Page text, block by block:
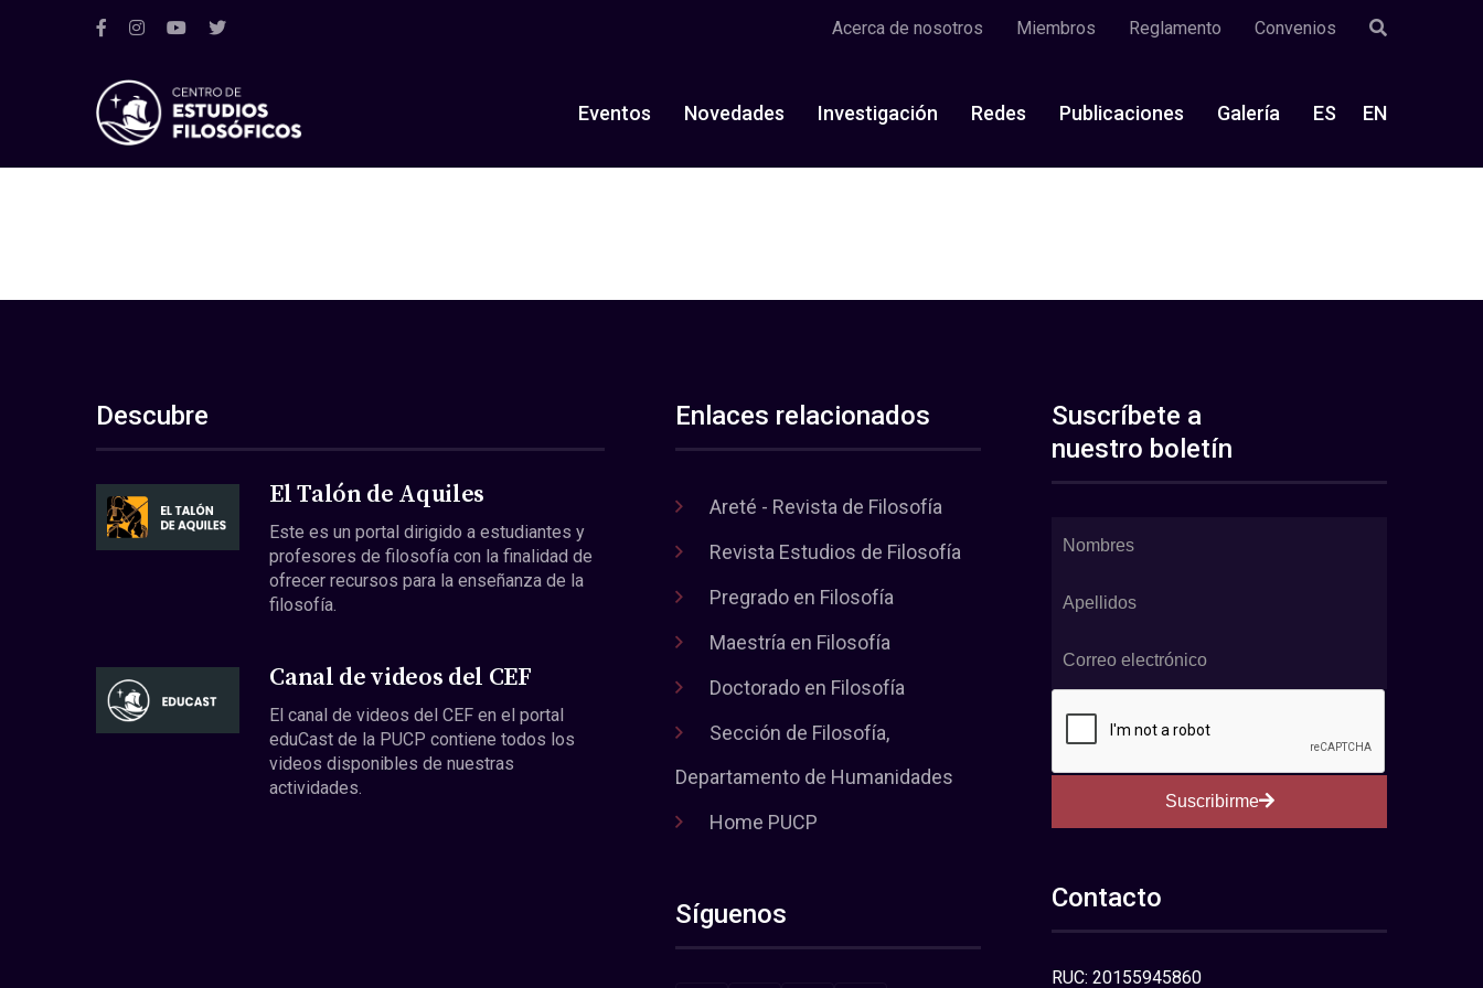
Acerca de nosotros Miembros Reglamento Convenios
Eventos Novedades Investigación Redes Publicaciones Galería ES EN
Descubre
El Talón de Aquiles
Este es un portal dirigido a estudiantes y
profesores de filosofía con la finalidad de
ofrecer recursos para la enseñanza de la
filosofía.
Canal de videos del CEF
El canal de videos del CEF en el portal
eduCast de la PUCP contiene todos los
videos disponibles de nuestras
actividades.
Enlaces relacionados
Areté - Revista de Filosofía
Revista Estudios de Filosofía
Pregrado en Filosofía
Maestría en Filosofía
Doctorado en Filosofía
Sección de Filosofía,
Departamento de Humanidades
Home PUCP
Síguenos
Suscríbete a
nuestro boletín
Suscribirme
Contacto
RUC: 20155945860